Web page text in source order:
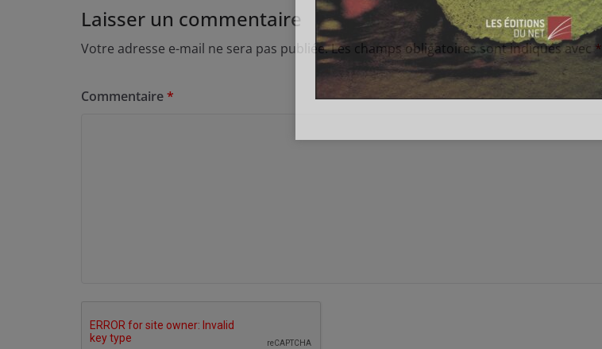
Laisser un commentaire
Votre adresse e-mail ne sera pas publiée.Les champs obligatoires sont indiqués avec*
Commentaire*